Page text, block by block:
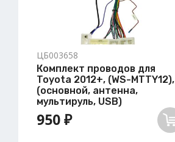
ЦБ003658
Комплект проводов для
Toyota 2012+, (WS-MTTY12),
(основной, антенна,
мультируль, USB)
950 ₽